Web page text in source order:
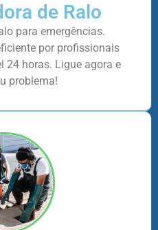
de Ralo
para emergências.
por profissionais
24 horas. Ligue agora e
problema!